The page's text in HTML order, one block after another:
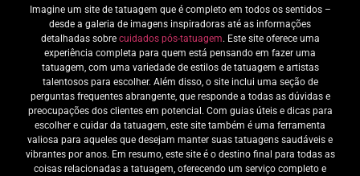
Imagine um site de tatuagem que é completo em todos os sentidos –
desde a galeria de imagens inspiradoras até as informações
detalhadas sobre cuidados pós-tatuagem. Este site oferece uma
experiência completa para quem está pensando em fazer uma
tatuagem, com uma variedade de estilos de tatuagem e artistas
talentosos para escolher. Além disso, o site inclui uma seção de
perguntas frequentes abrangente, que responde a todas as dúvidas e
preocupações dos clientes em potencial. Com guias úteis e dicas para
escolher e cuidar da tatuagem, este site também é uma ferramenta
valiosa para aqueles que desejam manter suas tatuagens saudáveis e
vibrantes por anos. Em resumo, este site é o destino final para todas as
coisas relacionadas a tatuagem, oferecendo um serviço completo e